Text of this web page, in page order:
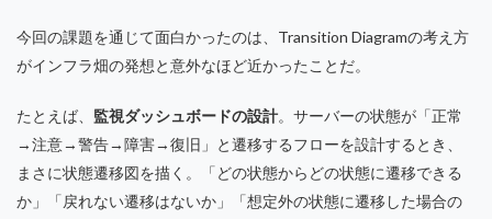
今回の課題を通じて面白かったのは、Transition Diagramの考え方
がインフラ畑の発想と意外なほど近かったことだ。
たとえば、 監視ダッシュボードの設計。サーバーの状態が「正常
→注意→警告→障害→復旧」と遷移するフローを設計するとき、
まさに状態遷移図を描く。「どの状態からどの状態に遷移できる
か」「戻れない遷移はないか」「想定外の状態に遷移した場合の